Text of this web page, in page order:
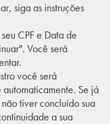
siga as instruções
CPF e Data de
Você será
você será
Se já
tiver concluído sua
a sua